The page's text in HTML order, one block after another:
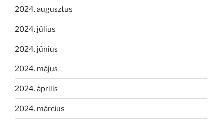
2024. augusztus
2024. július
2024. június
2024. május
2024. április
2024. március